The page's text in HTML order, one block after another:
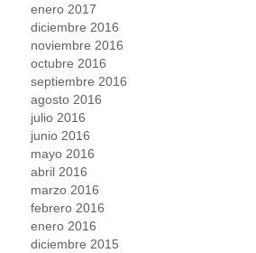
enero 2017
diciembre 2016
noviembre 2016
octubre 2016
septiembre 2016
agosto 2016
julio 2016
junio 2016
mayo 2016
abril 2016
marzo 2016
febrero 2016
enero 2016
diciembre 2015